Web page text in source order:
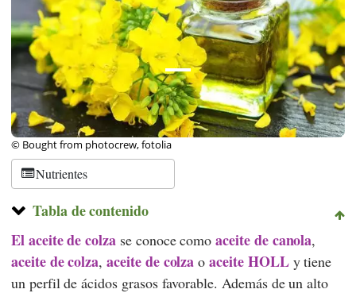
© Bought from photocrew, fotolia
Nutrientes
Tabla de contenido
El aceite de colza se conoce comoaceite de canola,
aceite de colza,aceite de colza oaceite HOLLy tiene
un perfil de ácidos grasos favorable. Además de un alto